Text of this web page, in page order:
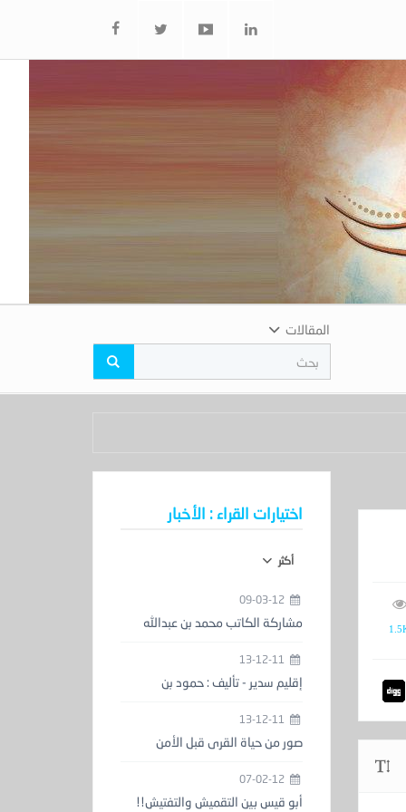
المقالات
اختيارات القراء : الأخبار
أكثر
09-03-12
مشاركة الكاتب محمد بن عبدالله
إقليم سدير - تأليف : حمود بن
صور من حياة القرى قبل الأمن
07-02-12
أبو قيس بين التقميش والتفتيش!!